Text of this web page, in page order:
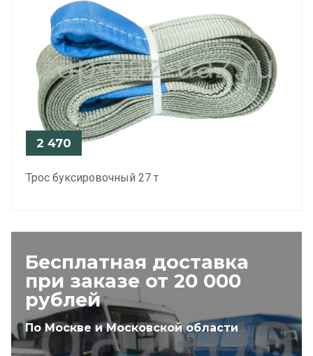
2 470
Трос буксировочный 27 т
Бесплатная доставка
при заказе от 20 000
рублей
По Москве и Московской области